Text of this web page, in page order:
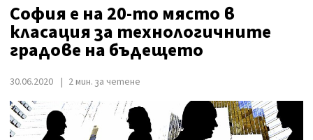
София е на 20-то място в
класация за технологичните
градове на бъдещето
30.06.2020 2 мин. за четене